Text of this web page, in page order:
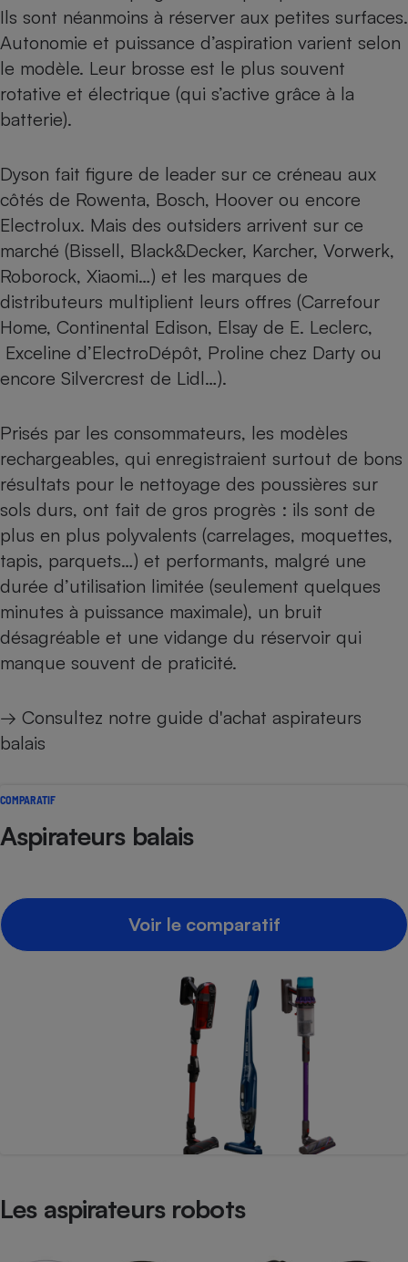
Ils sont néanmoins à réserver aux petites surfaces.
Autonomie et puissance d’aspiration varient selon
le modèle. Leur brosse est le plus souvent
rotative et électrique (qui s’active grâce à la
batterie).
Dyson fait figure de leader sur ce créneau aux
côtés de Rowenta, Bosch, Hoover ou encore
Electrolux. Mais des outsiders arrivent sur ce
marché (Bissell, Black&Decker, Karcher, Vorwerk,
Roborock, Xiaomi…) et les marques de
distributeurs multiplient leurs offres (Carrefour
Home, Continental Edison, Elsay de E. Leclerc,
Exceline d’ElectroDépôt, Proline chez Darty ou
encore Silvercrest de Lidl…).
Prisés par les consommateurs, les modèles
rechargeables, qui enregistraient surtout de bons
résultats pour le nettoyage des poussières sur
sols durs, ont fait de gros progrès : ils sont de
plus en plus polyvalents (carrelages, moquettes,
tapis, parquets…) et performants, malgré une
durée d’utilisation limitée (seulement quelques
minutes à puissance maximale), un bruit
désagréable et une vidange du réservoir qui
manque souvent de praticité.
→ Consultez notre guide d'achat aspirateurs
balais
COMPARATIF
Aspirateurs balais
Voir le comparatif
Les aspirateurs robots